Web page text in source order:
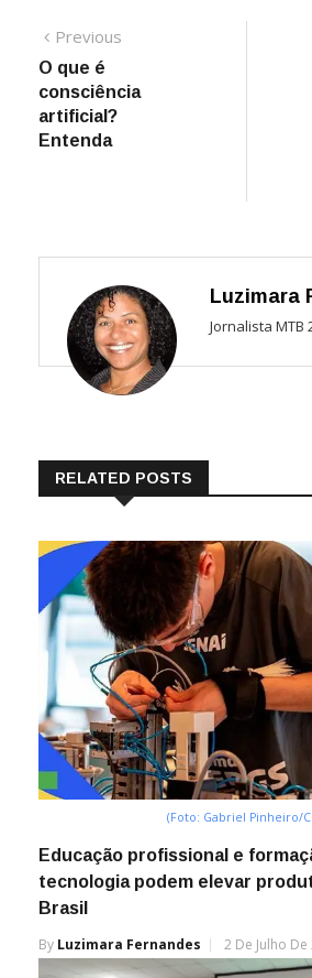
Navegação
de
Post
Previous
O que é
consciência
artificial?
Entenda
Luzimara
Jornalista MTB
RELATED POSTS
(Foto: Gabriel Pinheiro/
Educação profissional e
tecnologia podem elevar
Brasil
By Luzimara Fernandes 2 De Julho De